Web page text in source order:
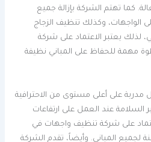
كما تهتم الشركة بإزالة جميع
الواجهات، وكذلك تنظيف الزجاج
لذلك يعتبر الاعتماد على شركة
مهمة للحفاظ على المباني نظيفة
مدربة على أعلى مستوى من الاحترافية
السلامة عند العمل على ارتفاعات
على شركة تنظيف واجهات في
لجميع المباني. وأيضاً، تقدم الشركة